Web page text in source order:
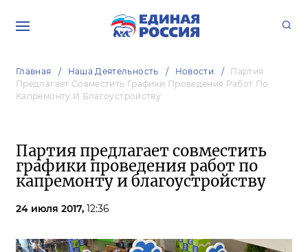
Главная Наша Деятельность Новости
Партия
Предлагает Совместить Графики Проведения Работ По
Капремонту И Благоустройству
Партия предлагает совместить
графики проведения работ по
капремонту и благоустройству
24 июля 2017, 12:36